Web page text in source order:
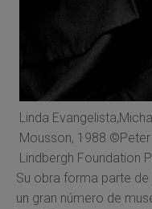
Linda
Mousson, 1988
Lindbergh Foundation
Su obra forma parte
un gran número de